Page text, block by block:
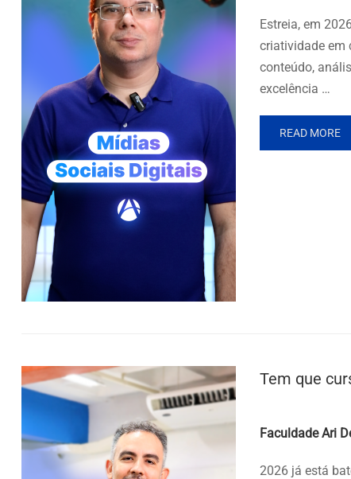
Estreia, em
criatividade em
conteúdo,
excelência …
READ MORE
Tem que
Faculdade Ari
2026 já está